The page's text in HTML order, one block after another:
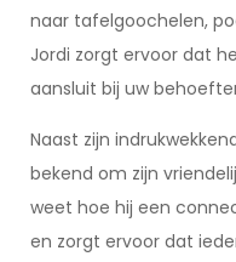
naar tafelgoochelen,
Jordi zorgt ervoor dat
aansluit bij uw
Naast zijn
bekend om zijn
weet hoe hij een
en zorgt ervoor dat